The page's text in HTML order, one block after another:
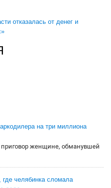
отказалась от денег и
на три миллиона
женщине, обманувшей
челябинка сломала